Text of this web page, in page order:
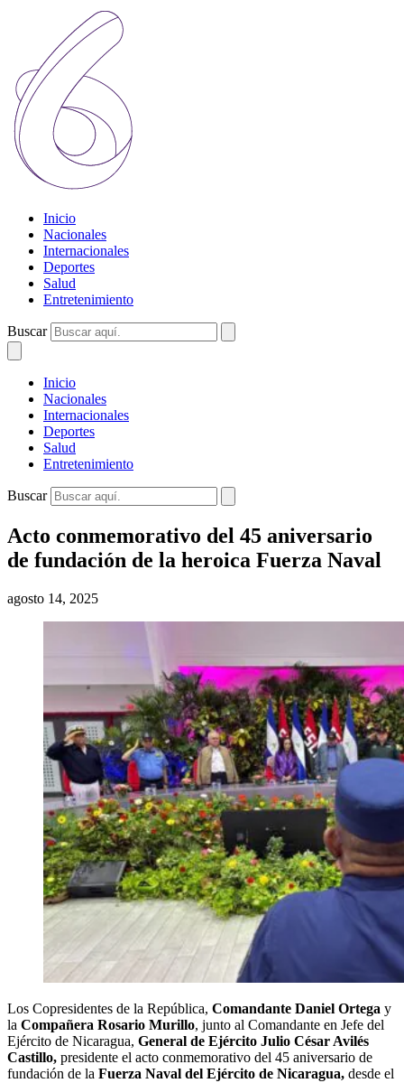
Inicio
Nacionales
Internacionales
Deportes
Salud
Entretenimiento
Buscar
Inicio
Nacionales
Internacionales
Deportes
Salud
Entretenimiento
Buscar
Acto conmemorativo del 45 aniversario
de fundación de la heroica Fuerza Naval
agosto 14, 2025
Los Copresidentes de la República, Comandante Daniel Ortega y
la Compañera Rosario Murillo, junto al Comandante en Jefe del
Ejército de Nicaragua, General de Ejército Julio César Avilés
Castillo, presidente el acto conmemorativo del 45 aniversario de
fundación de la Fuerza Naval del Ejército de Nicaragua, desde el